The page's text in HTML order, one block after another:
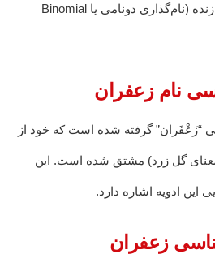
نام‌گذاری علمی موجودات زنده (نام‌گذاری دو‌نامی یا Binomial
نام زعفران
“زَعْفَران” گرفته شده است که خود از
معنای گل زرد) مشتق شده است. این
این ادویه اشاره دارد.
زعفران